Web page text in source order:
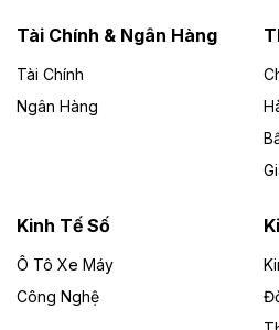
Lai
Bốn doanh nghiệp có sự góp
phần Tập đoàn Đức Long Gia
Gia Lai với tổng vốn hơn 4.750
Đồng Nai cho thuê gần
công nghiệp ở Long
UBND TP Đồng Nai cho Công
đất để đầu tư khu công
Tài Chính & Ngân Hàng
Tài Chính
Ngân Hàng
Kinh Tế Số
Ô Tô Xe Máy
Công Nghệ